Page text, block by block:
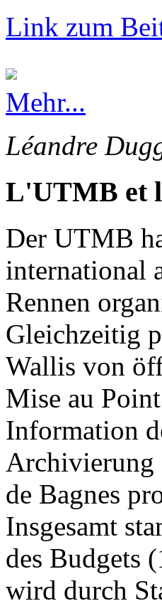
Link zum
Mehr...
Léandre
L'UTMB et
Der UTMB
international
Rennen
Gleichzeitig
Wallis von
Mise au
Information
Archivierung
de Bagnes
Insgesamt
des Budgets
wird durch